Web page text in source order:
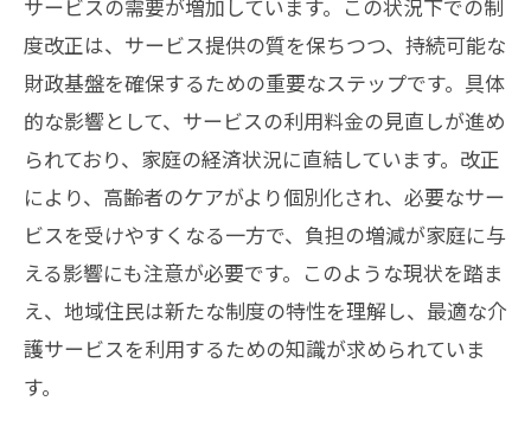
サービスの需要が増加しています。この状況下での制
度改正は、サービス提供の質を保ちつつ、持続可能な
財政基盤を確保するための重要なステップです。具体
的な影響として、サービスの利用料金の見直しが進め
られており、家庭の経済状況に直結しています。改正
により、高齢者のケアがより個別化され、必要なサー
ビスを受けやすくなる一方で、負担の増減が家庭に与
える影響にも注意が必要です。このような現状を踏ま
え、地域住民は新たな制度の特性を理解し、最適な介
護サービスを利用するための知識が求められていま
す。